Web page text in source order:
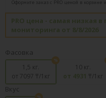
Оформите заказ с PRO ценой в корзине
PRO цена - самая низкая
мониторинга от 8/8/2026
Фасовка
1,5 кг.
от 7097 ₸/1кг
10 кг.
от 4931 ₸/1кг
Вкус